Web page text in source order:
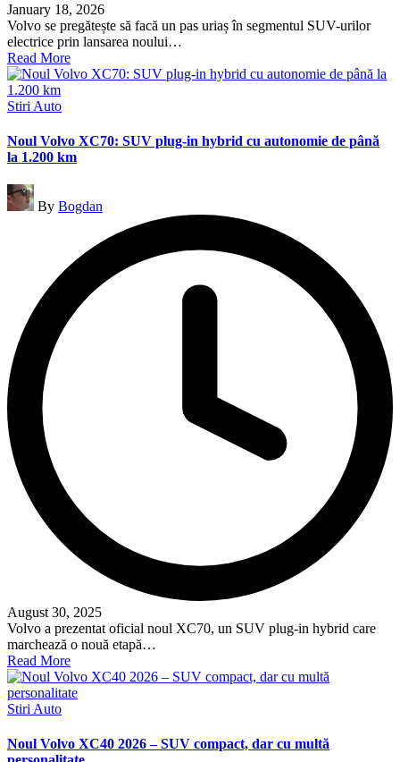
January 18, 2026
Volvo se pregătește să facă un pas uriaș în segmentul SUV-urilor
electrice prin lansarea noului…
Read More
Posted
Stiri Auto
Noul Volvo XC70: SUV plug-in hybrid cu autonomie de până
la 1.200 km
Posted
by
By Bogdan
August 30, 2025
Volvo a prezentat oficial noul XC70, un SUV plug-in hybrid care
marchează o nouă etapă…
Read More
Posted
Stiri Auto
Noul Volvo XC40 2026 – SUV compact, dar cu multă